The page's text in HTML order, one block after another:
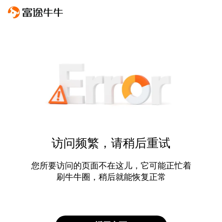
访问频繁，请稍后重试
您所要访问的页面不在这儿，它可能正忙着
刷牛牛圈，稍后就能恢复正常